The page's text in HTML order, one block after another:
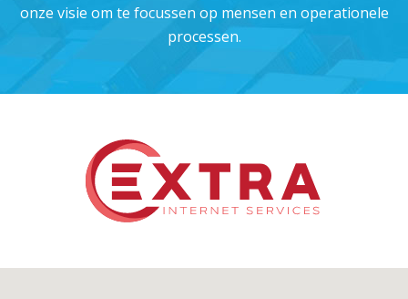
onze visie om te focussen op mensen en operationele
processen.